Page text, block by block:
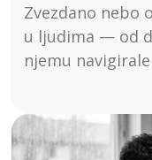
Zvezdano nebo
u ljudima — od
njemu